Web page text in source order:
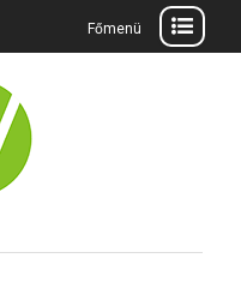
Főmenü